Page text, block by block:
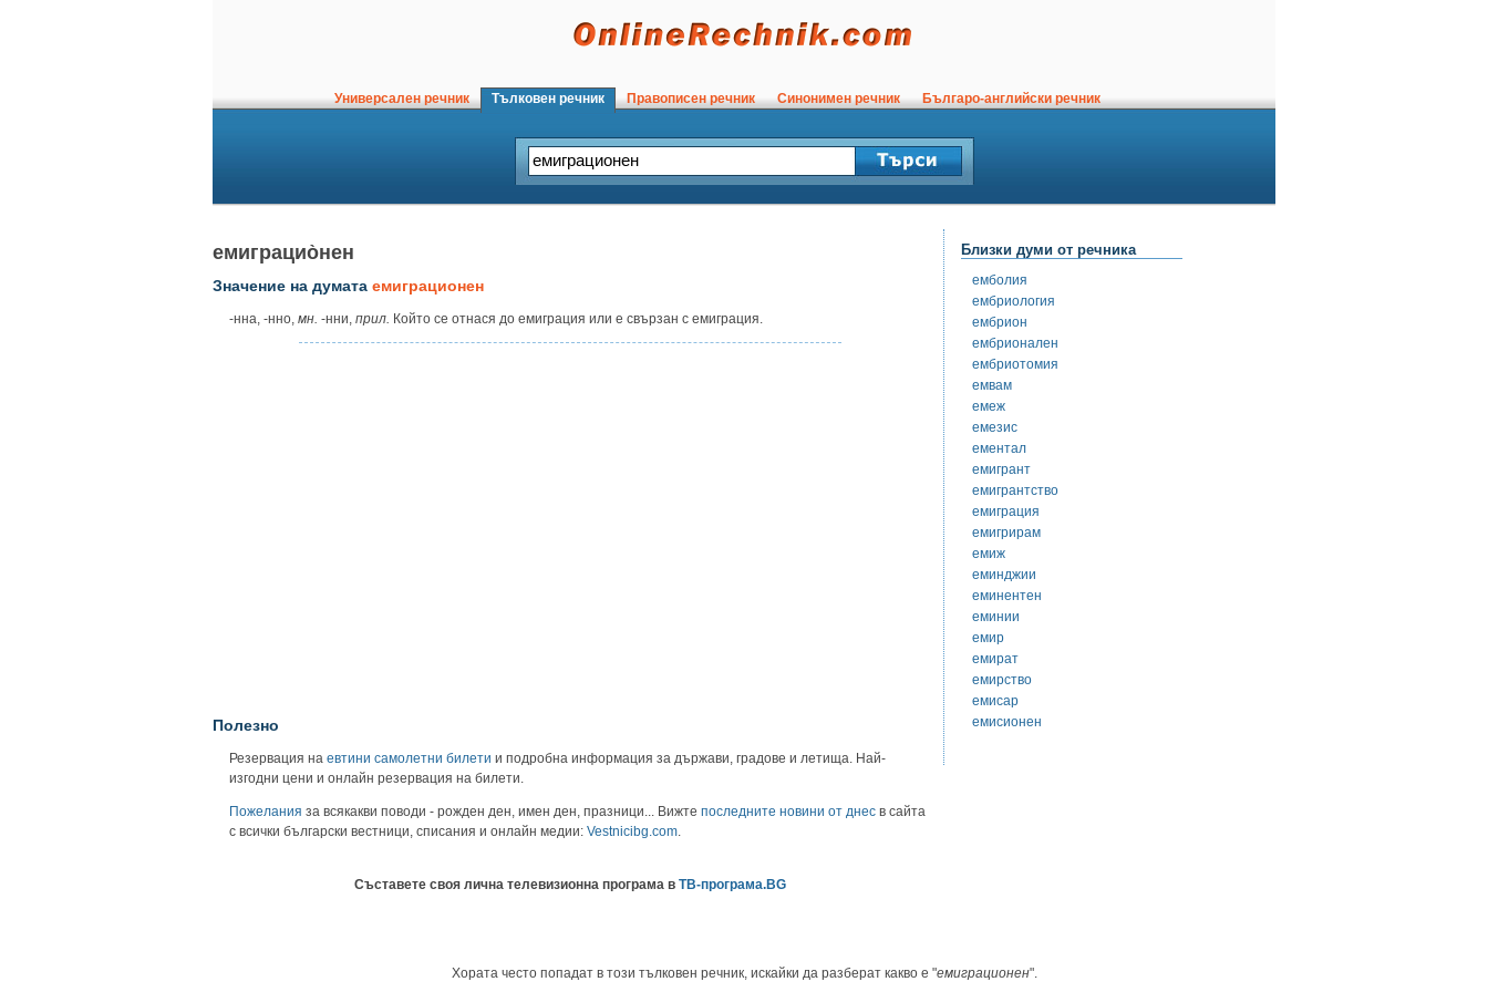
Универсален речник Тълковен речник Правописен речник Синонимен речник Българо-английски речник
емиграцио̀нен
Значение на думата емиграционен
‑нна, ‑нно, мн. ‑нни, прил. Който се отнася до емиграция или е свързан с емиграция.
Полезно
Резервация на евтини самолетни билети и подробна информация за държави, градове и летища. Най-
изгодни цени и онлайн резервация на билети.
Пожелания за всякакви поводи - рожден ден, имен ден, празници... Вижте последните новини от днес в сайта
с всички български вестници, списания и онлайн медии: Vestnicibg.com
Съставете своя лична телевизионна програма в ТВ-програма.BG
Близки думи от речника
емболия
ембриология
ембрион
ембрионален
ембриотомия
емвам
емеж
емезис
ементал
емигрант
емигрантство
емиграция
емигрирам
емиж
еминджии
еминентен
еминии
емир
емират
емирство
емисар
емисионен
Хората често попадат в този тълковен речник, искайки да разберат какво е "емиграционен".